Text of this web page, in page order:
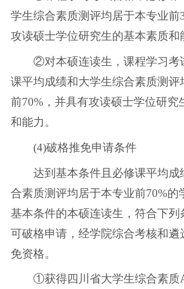
学生综合素质测评均居于本专业前
攻读硕士学位研究生的基本素质和
②对本硕连读生，课程学习考
课平均成绩和大学生综合素质测评
前70%，并具有攻读硕士学位研究
和能力。
(4)破格推免申请条件
达到基本条件且必修课平均成
合素质测评均居于本专业前70%的
基本条件的本硕连读生，符合下列
可破格申请，经学院综合考核和遴
免资格。
①获得四川省大学生综合素质